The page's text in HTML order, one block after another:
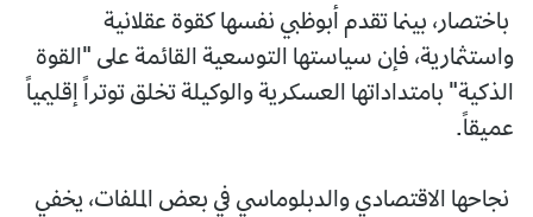
باختصار، بينما تقدم أبوظبي نفسها كقوة عقلانية
واستثمارية، فإن سياستها التوسعية القائمة على "القوة
الذكية" بامتداداتها العسكرية والوكيلة تخلق توتراً إقليمياً
عميقاً.
نجاحها الاقتصادي والدبلوماسي في بعض الملفات، يخفي